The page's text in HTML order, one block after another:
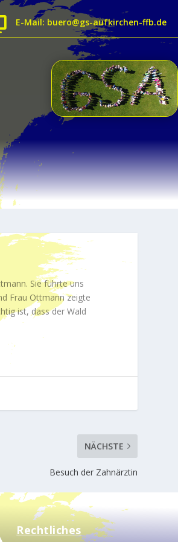
E-Mail: buero@gs-aufkirchen-ffb.de
Sie führte uns
Frau Ottmann zeigte
ist, dass der Wald
NÄCHSTE
Besuch der Zahnärztin
Rechtliches